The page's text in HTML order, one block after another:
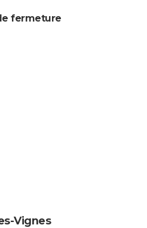
fermeture
Vignes